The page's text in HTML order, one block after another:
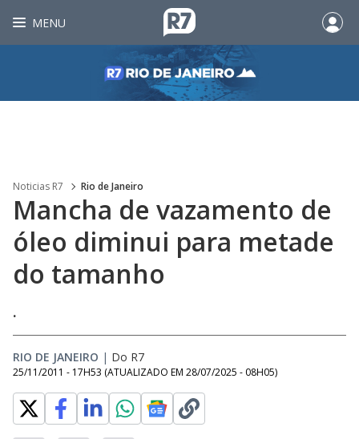
MENU
Noticias R7 Rio de Janeiro
Mancha de vazamento de
óleo diminui para metade
do tamanho
.
RIO DE JANEIRO | Do R7
25/11/2011 - 17H53 (ATUALIZADO EM 28/07/2025 - 08H05)